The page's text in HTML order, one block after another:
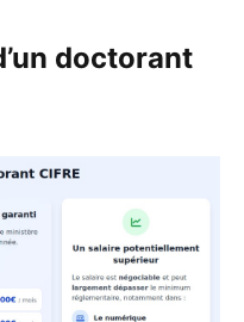
doctorant